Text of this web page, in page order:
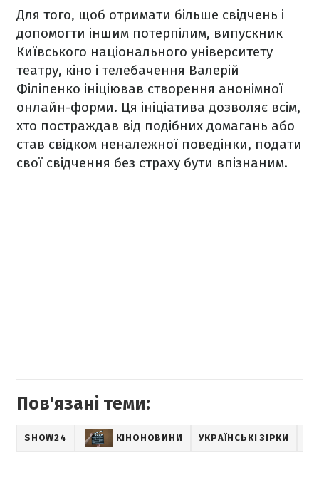
Для того, щоб отримати більше свідчень і
допомогти іншим потерпілим, випускник
Київського національного університету
театру, кіно і телебачення Валерій
Філіпенко ініціював створення анонімної
онлайн-форми. Ця ініціатива дозволяє всім,
хто постраждав від подібних домагань або
став свідком неналежної поведінки, подати
свої свідчення без страху бути впізнаним.
Пов'язані теми:
SHOW24 КІНОНОВИНИ УКРАЇНСЬКІ ЗІРКИ